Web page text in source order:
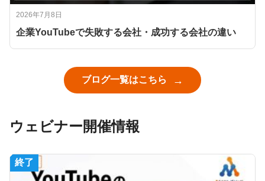
2026年7月8日
企業YouTubeで失敗する会社・成功する会社の違い
ブログ一覧はこちら
ウェビナー開催情報
終了